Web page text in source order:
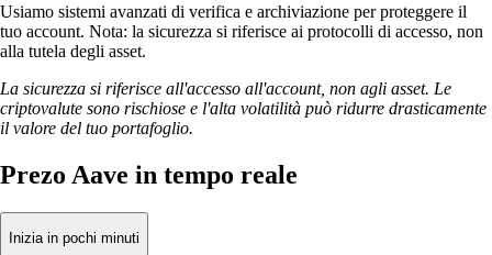
Usiamo sistemi avanzati di verifica e archiviazione per proteggere il
tuo account. Nota: la sicurezza si riferisce ai protocolli di accesso, non
alla tutela degli asset.
La sicurezza si riferisce all'accesso all'account, non agli asset. Le
criptovalute sono rischiose e l'alta volatilità può ridurre drasticamente
il valore del tuo portafoglio.
Prezo Aave in tempo reale
Inizia in pochi minuti